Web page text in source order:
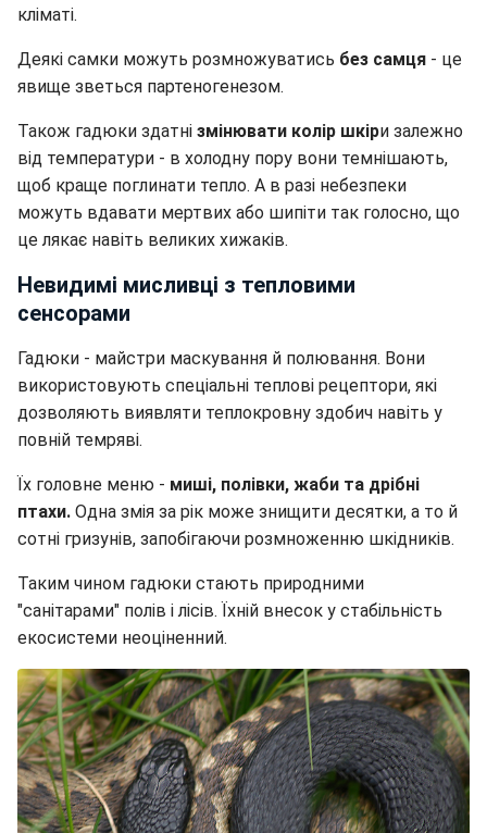
кліматі.
Деякі самки можуть розмножуватись без самця - це
явище зветься партеногенезом.
Також гадюки здатні змінювати колір шкіри залежно
від температури - в холодну пору вони темнішають,
щоб краще поглинати тепло. А в разі небезпеки
можуть вдавати мертвих або шипіти так голосно, що
це лякає навіть великих хижаків.
Невидимі мисливці з тепловими
сенсорами
Гадюки - майстри маскування й полювання. Вони
використовують спеціальні теплові рецептори, які
дозволяють виявляти теплокровну здобич навіть у
повній темряві.
Їх головне меню - миші, полівки, жаби та дрібні
птахи. Одна змія за рік може знищити десятки, а то й
сотні гризунів, запобігаючи розмноженню шкідників.
Таким чином гадюки стають природними
"санітарами" полів і лісів. Їхній внесок у стабільність
екосистеми неоціненний.